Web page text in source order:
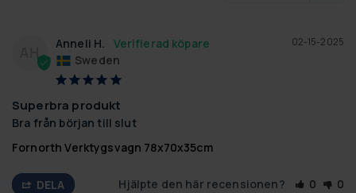
AH
02-15-2025
Anneli H.
Sweden
Superbra produkt
Bra från början till slut
Fornorth Verktygsvagn 78x70x35cm
DELA Hjälpte den här recensionen? 0 0